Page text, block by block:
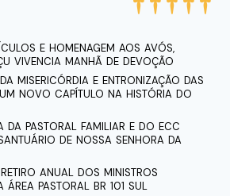
E HOMENAGEM AOS AVÓS,
VIVENCIA MANHÃ DE DEVOÇÃO
MISERICÓRDIA E ENTRONIZAÇÃO DAS
NOVO CAPÍTULO NA HISTÓRIA DO
DA PASTORAL FAMILIAR E DO ECC
DE NOSSA SENHORA DA
ANUAL DOS MINISTROS
ÁREA PASTORAL BR 101 SUL